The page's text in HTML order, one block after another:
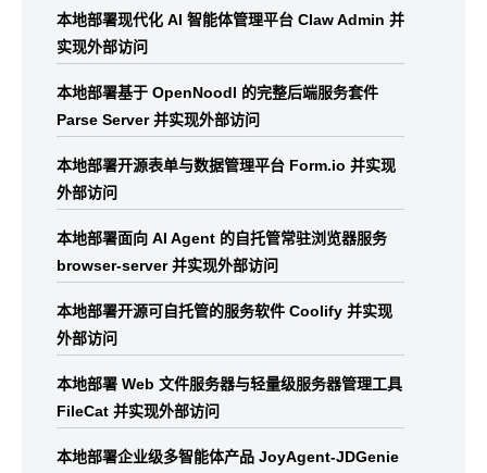
本地部署现代化 AI 智能体管理平台 Claw Admin 并
实现外部访问
本地部署基于 OpenNoodl 的完整后端服务套件
Parse Server 并实现外部访问
本地部署开源表单与数据管理平台 Form.io 并实现
外部访问
本地部署面向 AI Agent 的自托管常驻浏览器服务
browser-server 并实现外部访问
本地部署开源可自托管的服务软件 Coolify 并实现
外部访问
本地部署 Web 文件服务器与轻量级服务器管理工具
FileCat 并实现外部访问
本地部署企业级多智能体产品 JoyAgent-JDGenie